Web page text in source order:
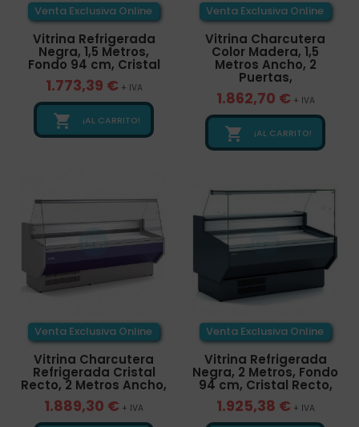
Venta Exclusiva Online
Vitrina Refrigerada
Negra, 1,5 Metros,
Fondo 94 cm, Cristal
1.773,39 € + IVA
 ¡AL CARRITO!
Venta Exclusiva Online
Vitrina Charcutera
Color Madera, 1,5
Metros Ancho, 2
Puertas,
1.862,70 € + IVA
 ¡AL CARRITO!
Venta Exclusiva Online
Vitrina Charcutera
Refrigerada Cristal
Recto, 2 Metros Ancho,
1.889,30 € + IVA
Venta Exclusiva Online
Vitrina Refrigerada
Negra, 2 Metros, Fondo
94 cm, Cristal Recto,
1.925,38 € + IVA